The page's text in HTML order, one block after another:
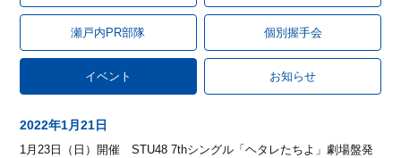
瀬戸内PR部隊 個別握手会
イベント お知らせ
2022年1月21日
1月23日（日）開催 STU48 7thシングル「ヘタレたちよ」劇場盤発